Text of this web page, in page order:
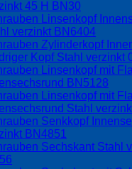
45 H BN30
Linsenkopf
verzinkt BN6404
Zylinderkopf
Kopf Stahl verzinkt
Linsenkopf mit
BN5128
Linsenkopf mit
Stahl
Senkkopf
BN4851
Sechskant Stahl